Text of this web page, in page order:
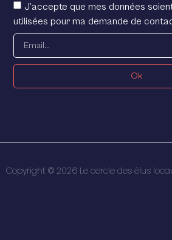
J’accepte que mes données
utilisées pour ma demande de
Ok
Copyright © 2026 Le cercle des élus